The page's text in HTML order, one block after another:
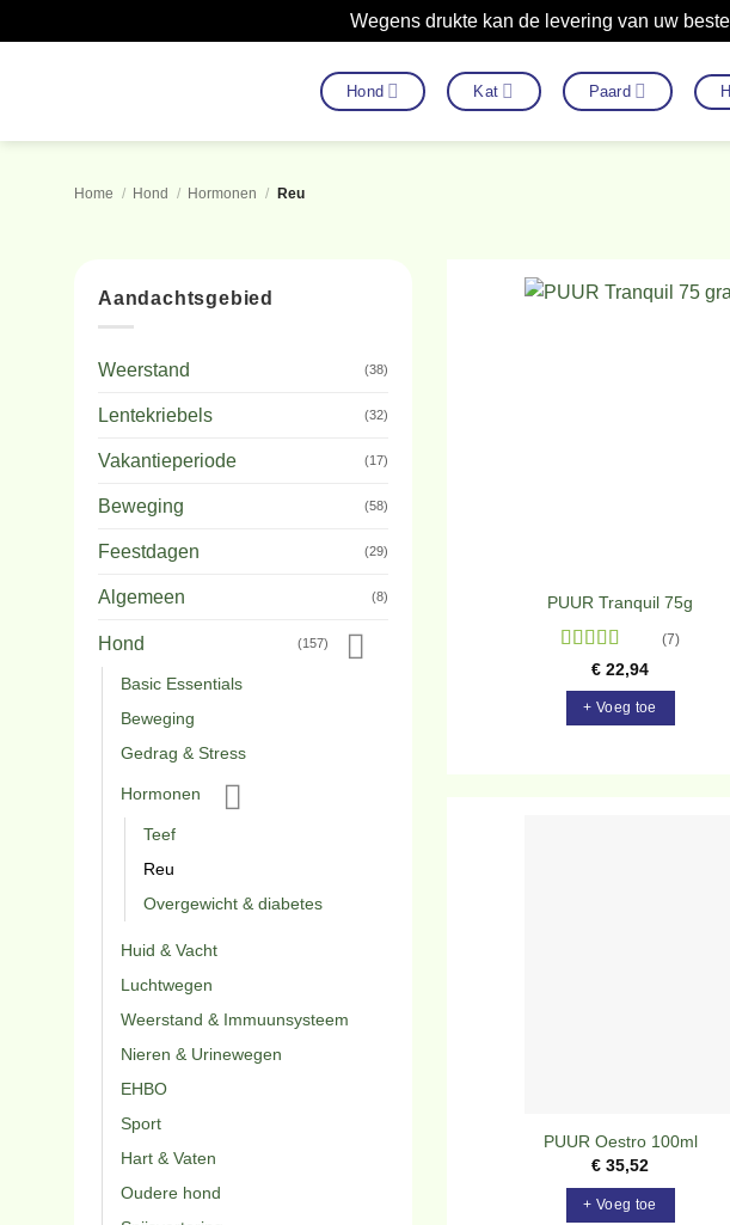
Wegens drukte kan de levering van uw
Hond Kat Paard
Home / Hond / Hormonen / Reu
Aandachtsgebied
Weerstand (38)
Lentekriebels (32)
Vakantieperiode (17)
Beweging (58)
Feestdagen (29)
Algemeen (8)
Hond (157)
Basic Essentials
Beweging
Gedrag & Stress
Hormonen
Teef
Reu
Overgewicht & diabetes
Huid & Vacht
Luchtwegen
Weerstand & Immuunsysteem
Nieren & Urinewegen
EHBO
Sport
Hart & Vaten
Oudere hond
PUUR Tranquil 75g
Gewaardeerd
(7)
€ 22,94
+ Voeg toe
PUUR Oestro 100ml
€ 35,52
+ Voeg toe